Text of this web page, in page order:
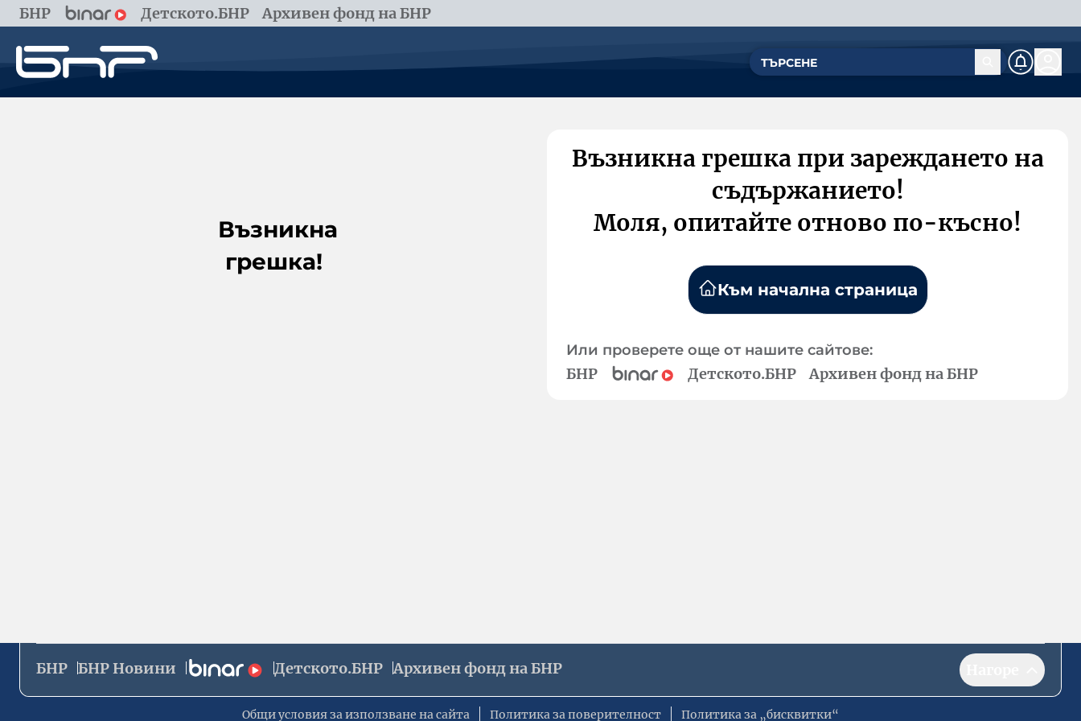
БНР Детското.БНР Архивен фонд на БНР
Възникна
грешка!
Възникна грешка при зареждането на
съдържанието!
Моля, опитайте отново по-късно!
Към начална страница
Или проверете още от нашите сайтове:
БНР Детското.БНР Архивен фонд на БНР
БНР БНР Новини Детското.БНР Архивен фонд на БНР
Общи условия за използване на сайта Политика за поверителност Политика за „бисквитки“